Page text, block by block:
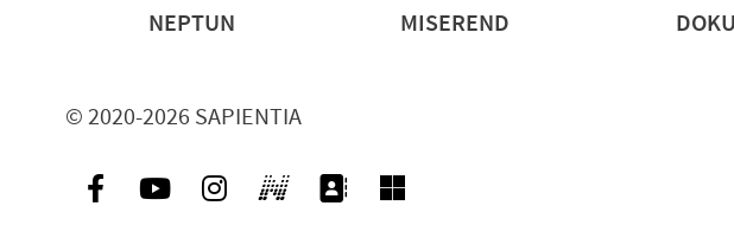
Lábléc
NEPTUN MISEREND
© 2020-2026 SAPIENTIA
Ikon